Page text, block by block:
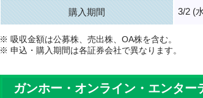
購入期間 3/2 (
※ 吸収金額は公募株、売出株、OA株を含む。
※ 申込・購入期間は各証券会社で異なります。
ガンホー・オンライン・エンタ